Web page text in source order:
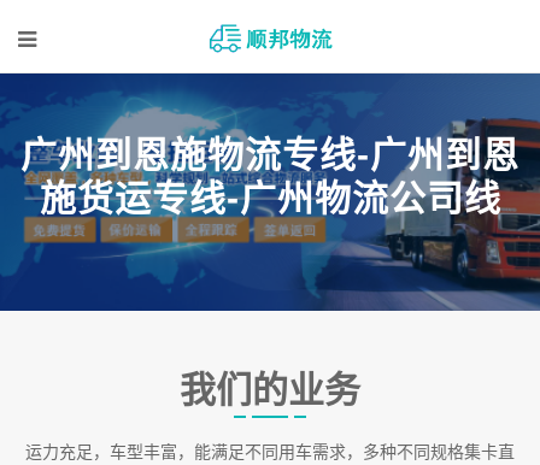
广州到恩施物流专线-广州到恩
施货运专线-广州物流公司线
我们的业务
运力充足，车型丰富，能满足不同用车需求，多种不同规格集卡直